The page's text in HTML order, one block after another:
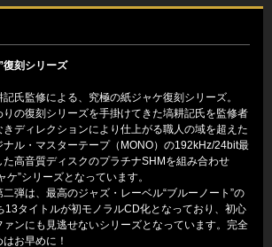
復刻シリーズ
氏監修による、究極の紙ジャケ復刻シリーズ。
の復刻シリーズを手掛けてきた塙耕記氏を監修者
ディレクションにより仕上がる職人の域を超えた
ナル・マスターテープ（MONO）の192kHz/24bit最
高音質ディスクのプラチナSHMを組み合わせ
ケ”シリーズとなっています。
弾は、最高のジャズ・レーベル“ブルーノート”の
13タイトルが初モノラルCD化となっており、初心
ンにも見逃せないシリーズとなっています。完全
お早めに！